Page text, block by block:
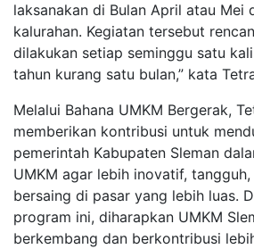
laksanakan di Bulan April atau Mei
kalurahan. Kegiatan tersebut
dilakukan setiap seminggu satu
tahun kurang satu bulan,” kata
Melalui Bahana UMKM Bergerak,
memberikan kontribusi untuk
pemerintah Kabupaten Sleman
UMKM agar lebih inovatif,
bersaing di pasar yang lebih luas.
program ini, diharapkan UMKM
berkembang dan berkontribusi